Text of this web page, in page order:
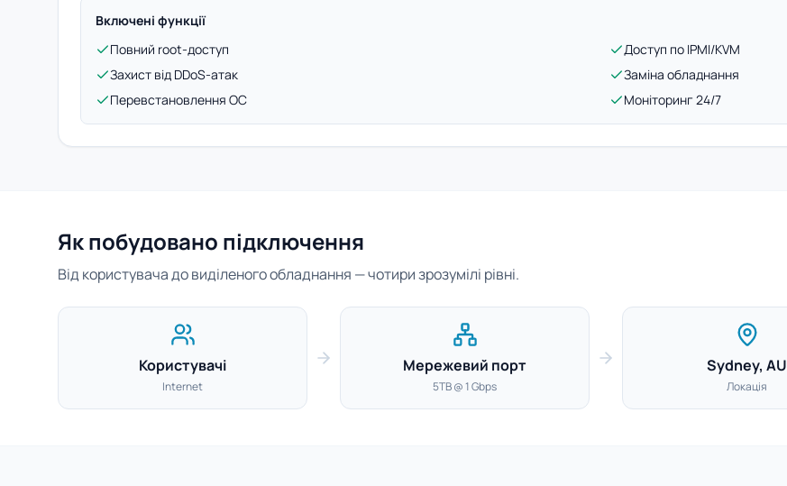
Включені функції
Повний root-доступ
Доступ по IPMI/KVM
Захист від DDoS-атак
Заміна обладнання
Перевстановлення ОС
Моніторинг 24/7
Як побудовано підключення
Від користувача до виділеного обладнання — чотири зрозумілі рівні.
Користувачі
Internet
Мережевий порт
5TB @ 1 Gbps
Sydney, AU
Локація